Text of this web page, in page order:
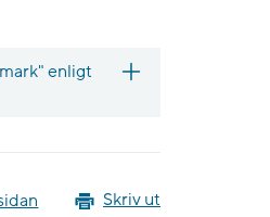
enligt
Skriv ut